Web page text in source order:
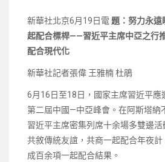
新華社北京6月19日電 題：努力永遠
起配合標桿——習近平主席中亞之行
配合現代化
新華社記者張偉 王雅楠 杜鵑
6月16日至18日，國家主席習近平應
第二屆中國—中亞峰會。在阿斯塔納
習近平主席密集列席十余場多雙邊
共敘傳統友誼，共商一起配合年夜
成百余項一起配合結果。